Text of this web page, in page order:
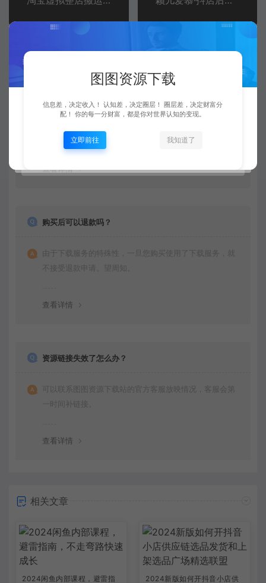
常见问题
资源是每天更新吗？
是的，图图资源下载站坚持每天更新市面上最新的课程、
源码、模板等等资源。
查看详情
购买后可以退款吗？
由于下载服务的特殊性，一旦您购买使用了下载服务，就
不接受退款申请。望周知。
查看详情
资源链接失效了怎么办？
可以联系图图资源下载站的官方客服放映情况，客服会第
一时间补链接。
查看详情
相关文章
2024闲鱼内部课程，避雷指
2024新版如何开抖音小店供
图图资源下载
信息差，决定收入！ 认知差，决定圈层！ 圈层差，决定财富分
配！ 你的每一分财富，都是你对世界认知的变现。
立即前往 我知道了